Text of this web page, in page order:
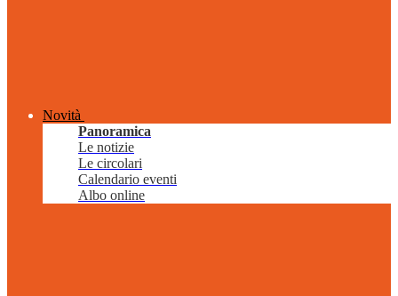
Novità
Panoramica
Le notizie
Le circolari
Calendario eventi
Albo online